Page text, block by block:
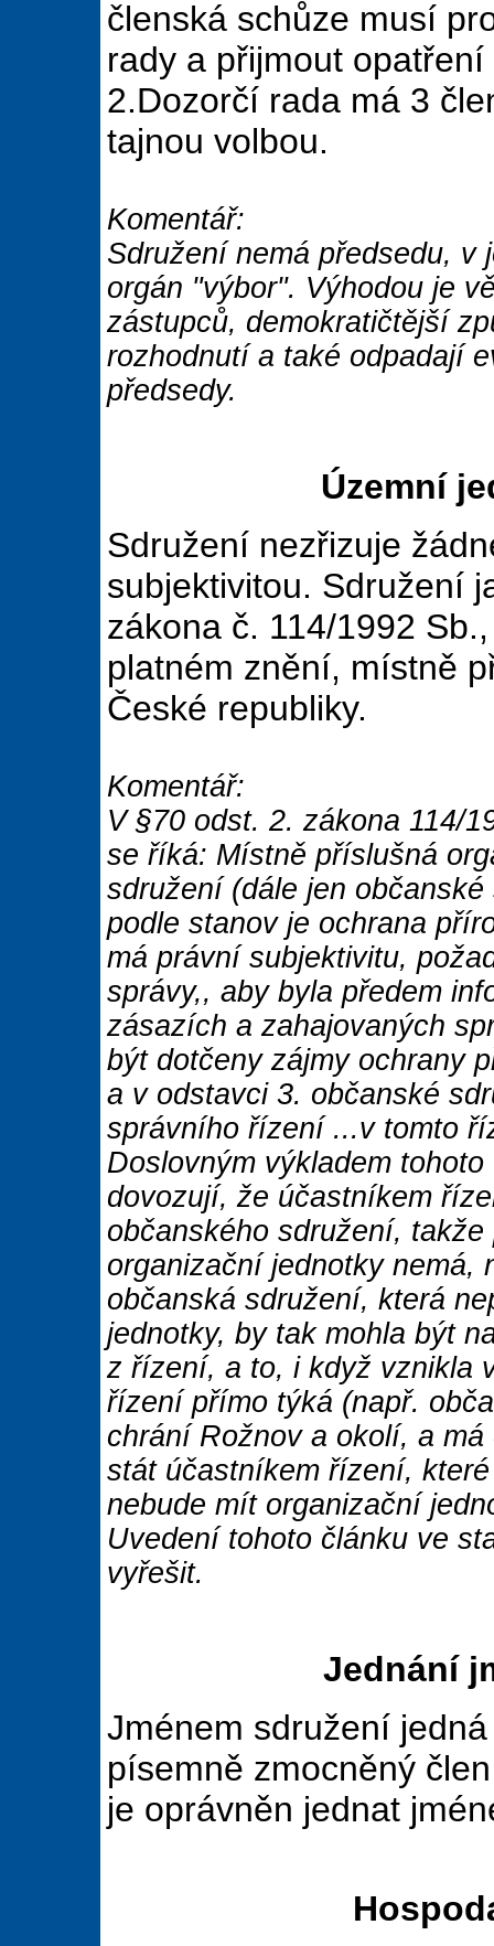
členská schůze musí
rady a přijmout
2.Dozorčí rada má 3
tajnou volbou.
Komentář:
Sdružení nemá předsedu,
orgán "výbor". Výhodou je
zástupců, demokratičtější
rozhodnutí a také odpadají
předsedy.
Územní
Sdružení nezřizuje
subjektivitou. Sdružení
zákona č. 114/1992
platném znění, místně
České republiky.
Komentář:
V §70 odst. 2. zákona 114/
se říká: Místně příslušná
sdružení (dále jen
podle stanov je ochrana
má právní subjektivitu,
správy,, aby byla předem
zásazích a zahajovaných
být dotčeny zájmy ochrany
a v odstavci 3. občanské
správního řízení ...v tomto
Doslovným výkladem
dovozují, že účastníkem
občanského sdružení,
organizační jednotky nemá,
občanská sdružení, která
jednotky, by tak mohla být
z řízení, a to, i když vznikla
řízení přímo týká (např.
chrání Rožnov a okolí, a
stát účastníkem řízení,
nebude mít organizační
Uvedení tohoto článku ve
vyřešit.
Jednání
Jménem sdružení
písemně zmocněný
je oprávněn jednat